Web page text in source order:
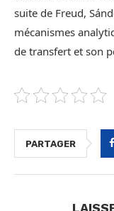
suite de Freud,
mécanismes
de transfert et son
PARTAGER